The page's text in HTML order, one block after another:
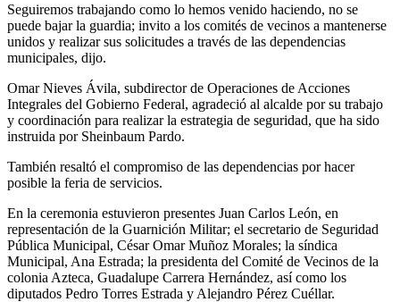
Seguiremos trabajando como lo hemos venido haciendo, no se
puede bajar la guardia; invito a los comités de vecinos a mantenerse
unidos y realizar sus solicitudes a través de las dependencias
municipales, dijo.
Omar Nieves Ávila, subdirector de Operaciones de Acciones
Integrales del Gobierno Federal, agradeció al alcalde por su trabajo
y coordinación para realizar la estrategia de seguridad, que ha sido
instruida por Sheinbaum Pardo.
También resaltó el compromiso de las dependencias por hacer
posible la feria de servicios.
En la ceremonia estuvieron presentes Juan Carlos León, en
representación de la Guarnición Militar; el secretario de Seguridad
Pública Municipal, César Omar Muñoz Morales; la síndica
Municipal, Ana Estrada; la presidenta del Comité de Vecinos de la
colonia Azteca, Guadalupe Carrera Hernández, así como los
diputados Pedro Torres Estrada y Alejandro Pérez Cuéllar.